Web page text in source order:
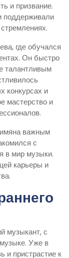
и призвание.
поддерживали
где обучался
Он быстро
талантливым
конкурсах и
мастерство и
важным
с
в мир музыки.
карьеры и
музыкант, с
Уже в
и пристрастие к